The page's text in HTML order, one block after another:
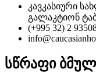
კავკასიური
გალაკტიონ
(+995 32) 2
სწრაფი